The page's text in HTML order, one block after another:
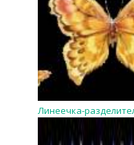
Линеечка-